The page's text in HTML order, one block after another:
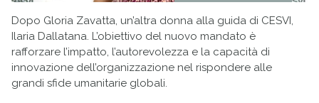
Dopo Gloria Zavatta, un’altra donna alla guida di CESVI,
Ilaria Dallatana. L’obiettivo del nuovo mandato è
rafforzare l’impatto, l’autorevolezza e la capacità di
innovazione dell’organizzazione nel rispondere alle
grandi sfide umanitarie globali.